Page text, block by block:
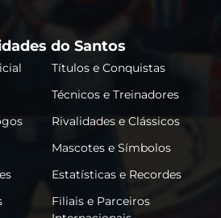
do Santos
Títulos e Conquistas
Técnicos e Treinadores
Rivalidades e Clássicos
Mascotes e Símbolos
Estatísticas e Recordes
Filiais e Parceiros